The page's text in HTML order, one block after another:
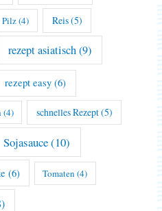
Pilz(4) Reis(5)
rezept asiatisch(9)
rezept easy (6)
(4) schnelles Rezept(5)
Sojasauce(10)
(6) Tomaten (4)